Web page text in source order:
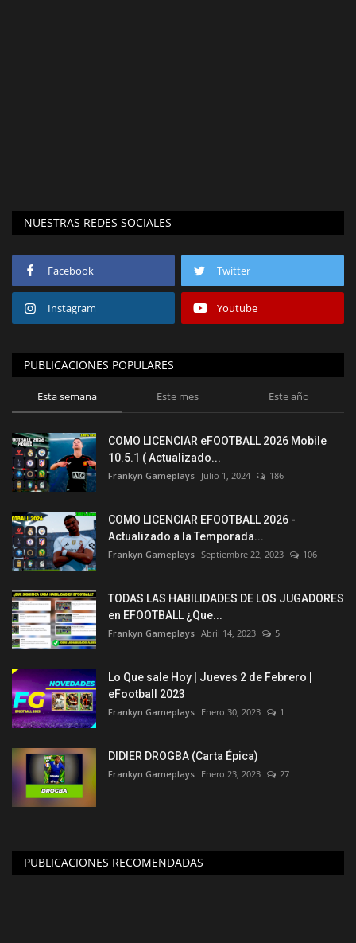
NUESTRAS REDES SOCIALES
Facebook Twitter
Instagram Youtube
PUBLICACIONES POPULARES
Esta semana Este mes Este año
COMO LICENCIAR eFOOTBALL 2026 Mobile
10.5.1 ( Actualizado...
Frankyn Gameplays Julio 1, 2024 186
COMO LICENCIAR EFOOTBALL 2026 -
Actualizado a la Temporada...
Frankyn Gameplays Septiembre 22, 2023 106
TODAS LAS HABILIDADES DE LOS JUGADORES
en EFOOTBALL ¿Que...
Frankyn Gameplays Abril 14, 2023 5
Lo Que sale Hoy | Jueves 2 de Febrero |
eFootball 2023
Frankyn Gameplays Enero 30, 2023 1
DIDIER DROGBA (Carta Épica)
Frankyn Gameplays Enero 23, 2023 27
PUBLICACIONES RECOMENDADAS